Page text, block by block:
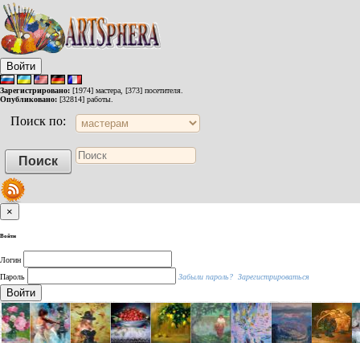
Войти
Зарегистрировано: [1974] мастера, [373] посетителя.
Опубликовано: [32814] работы.
Поиск по:
×
Войти
Логин
Пароль
Забыли пароль? Зарегистрироваться
Войти